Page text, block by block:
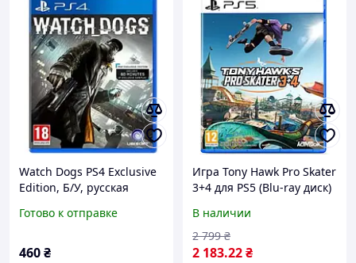
Watch Dogs PS4 Exclusive
Edition, Б/У, русская
PlayStation 4
Готово к отправке
460₴
Игра Tony Hawk Pro Skater
3+4 для PS5 (Blu-ray диск)
В наличии
2 183.22₴
2 799 ₴